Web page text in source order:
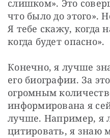
слишком». Это
что было до этого».
Я тебе скажу, когда
когда будет опасно».
Конечно, я лучше
его биографии. За
огромным
информирована я
лучше. Например, я
цитировать, я знаю